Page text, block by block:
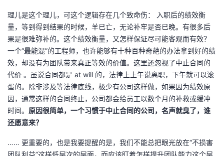
理儿是这个理儿，可这个逻辑存在几个致命伤： 入职后的绩效衡
量，等到得到结果的时候，羊已亡，无论补牢是否已晚。有很多后
果是很难弥补的。这个绩效衡量，又怎样保证尽可能客观而有效？
一个“最能混”的工程师，也许能够有十种百种奇葩的办法拿到好的绩
效，却没有为团队带来真正等效的价值。这里还忽视了中止合同的
代价 。虽说合同都是 at will 的，法律上上午说离职，下午就可以滚
蛋的。除非涉及等法律底线，极少有公司这样做，如果因为绩效原
因，通常这样的合同终止，公司都会给员工以数个月的补救或缓冲
时间。 原因很简单，一个习惯于中止合同的公司，名声就臭了，谁
还愿意来？
…… 更重要的，也是我要提醒的是，我们不能总把眼光放在“不损害